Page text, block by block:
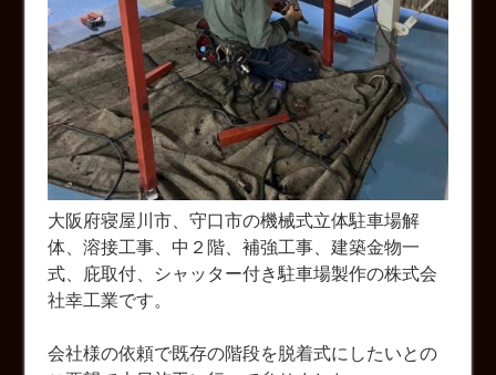
大阪府寝屋川市、守口市の機械式立体駐車場解
体、溶接工事、中２階、補強工事、建築金物一
式、庇取付、シャッター付き駐車場製作の株式会
社幸工業です。
会社様の依頼で既存の階段を脱着式にしたいとの